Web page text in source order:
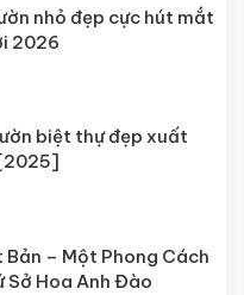
nhỏ đẹp cực hút mắt
2026
biệt thự đẹp xuất
Bản – Một Phong Cách
Hoa Anh Đào